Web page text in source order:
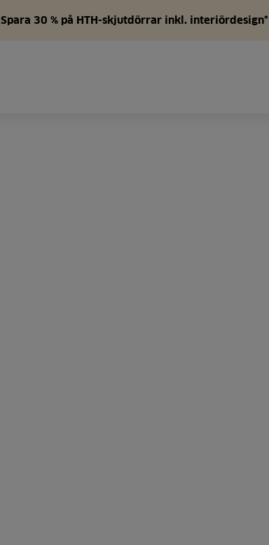
Spara 30 % på HTH-skjutdörrar inkl. interiördesign*